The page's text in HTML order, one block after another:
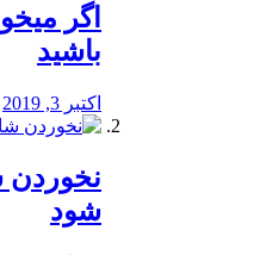
اگر
باشید
اکتبر 3, 2019
نخوردن
‌شود